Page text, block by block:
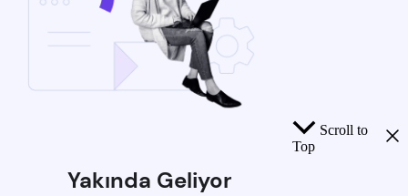
Yakında Geliyor
Scroll to
Top